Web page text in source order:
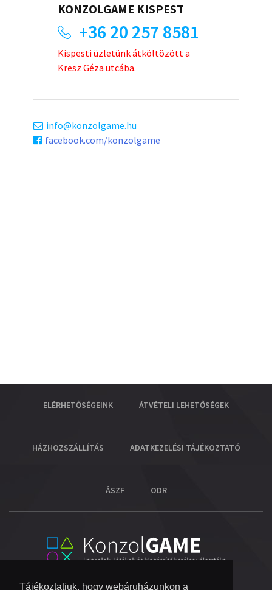
Tájékoztatjuk, hogy webáruházunkon a
KONZOLGAME KISPEST
+36 20 257 8581
Kispesti üzletünk átköltözött a
Kresz Géza utcába.
info
konzolgame.hu
facebook.com/konzolgame
ELÉRHETŐSÉGEINK ÁTVÉTELI LEHETŐSÉGEK
HÁZHOZSZÁLLÍTÁS ADATKEZELÉSI TÁJÉKOZTATÓ
ÁSZF ODR